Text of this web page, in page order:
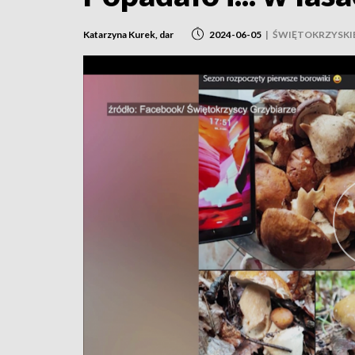
Katarzyna Kurek, dar 2024-06-05 |